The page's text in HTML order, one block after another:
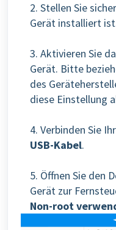
2. Stellen Sie
Gerät installiert
3. Aktivieren Sie
Gerät. Bitte
des
diese Einstellung
4. Verbinden Sie
USB-Kabel.
5. Öffnen Sie den
Gerät zur
Non-root